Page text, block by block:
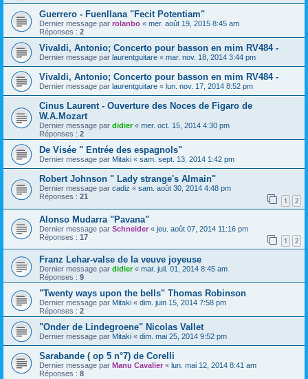
Guerrero - Fuenllana "Fecit Potentiam"
Dernier message par rolanbo « mer. août 19, 2015 8:45 am
Réponses : 2
Vivaldi, Antonio; Concerto pour basson en mim RV484 -
Dernier message par laurentguitare « mar. nov. 18, 2014 3:44 pm
Vivaldi, Antonio; Concerto pour basson en mim RV484 -
Dernier message par laurentguitare « lun. nov. 17, 2014 8:52 pm
Cinus Laurent - Ouverture des Noces de Figaro de
W.A.Mozart
Dernier message par didier« mer. oct. 15, 2014 4:30 pm
Réponses : 2
De Visée " Entrée des espagnols"
Dernier message par Mitaki « sam. sept. 13, 2014 1:42 pm
Robert Johnson " Lady strange's Almain"
Dernier message par cadiz « sam. août 30, 2014 4:48 pm
Réponses : 21 1 2
Alonso Mudarra "Pavana"
Dernier message par Schneider « jeu. août 07, 2014 11:16 pm
Réponses : 17 1 2
Franz Lehar-valse de la veuve joyeuse
Dernier message par didier« mar. juil. 01, 2014 8:45 am
Réponses : 9
"Twenty ways upon the bells" Thomas Robinson
Dernier message par Mitaki « dim. juin 15, 2014 7:58 pm
Réponses : 2
"Onder de Lindegroene" Nicolas Vallet
Dernier message par Mitaki « dim. mai 25, 2014 9:52 pm
Sarabande ( op 5 n°7) de Corelli
Dernier message par Manu Cavalier « lun. mai 12, 2014 8:41 am
Réponses : 8